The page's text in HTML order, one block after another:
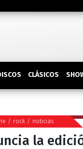
CLÁSICOS
/ rock/ noticias
la